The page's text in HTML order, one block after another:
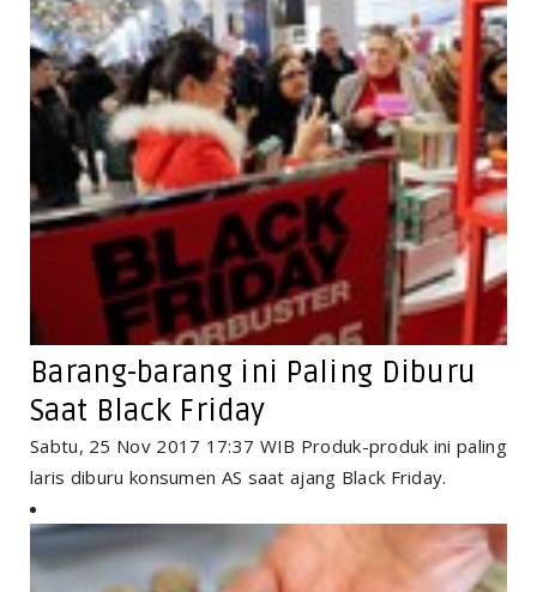
Barang-barang ini Paling Diburu
Saat Black Friday
Sabtu, 25 Nov 2017 17:37 WIB Produk-produk ini paling
laris diburu konsumen AS saat ajang Black Friday.